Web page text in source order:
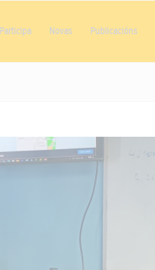
Participa Novas Publicacións